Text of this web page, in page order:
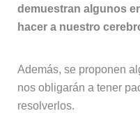
demuestran algunos
hacer a nuestro
Además, se proponen
nos obligarán a tener
resolverlos.